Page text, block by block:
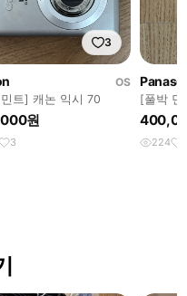
3
OS
트] 캐논 익시 70
원
3
[풀박 민
닉 디스
224